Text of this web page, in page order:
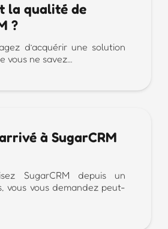
la qualité de
?
d’acquérir une solution
vous ne savez…
à SugarCRM
SugarCRM depuis un
vous vous demandez peut-